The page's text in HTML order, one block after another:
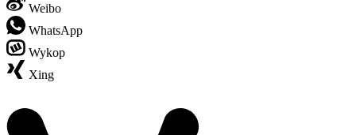
Weibo
WhatsApp
Wykop
Xing